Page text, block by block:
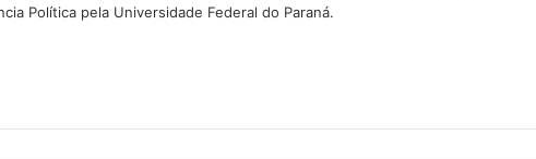
Política pela Universidade Federal do Paraná.